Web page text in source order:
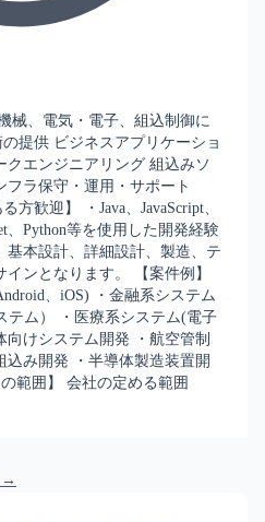
械、電気・電子、組込制御に
提供 ビジネスアプリケーショ
クエンジニアリング 組込みソ
ラ保守・運用・サポート
方歓迎】 ・Java、JavaScript、
、Python等を使用した開発経験
基本設計、詳細設計、製造、テ
ンとなります。 【案件例】
、iOS) ・金融系システム
テム） ・医療系システム(電子
けシステム開発 ・航空管制
込み開発 ・半導体製造装置開
範囲】 会社の定める範囲
→